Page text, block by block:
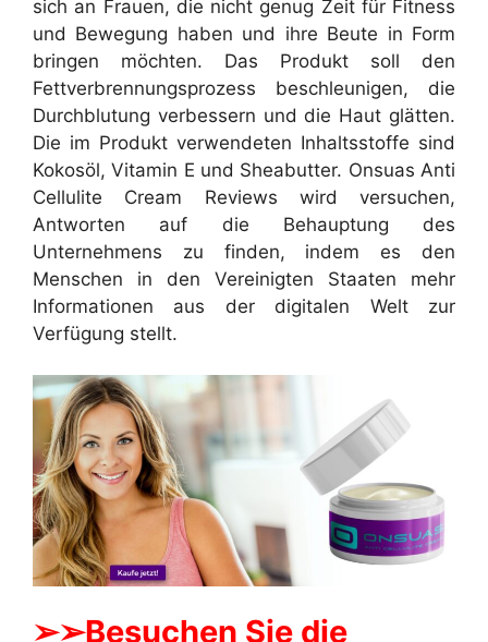
sich an Frauen, die nicht genug Zeit für Fitness
und Bewegung haben und ihre Beute in Form
bringen möchten. Das Produkt soll den
Fettverbrennungsprozess beschleunigen, die
Durchblutung verbessern und die Haut glätten.
Die im Produkt verwendeten Inhaltsstoffe sind
Kokosöl, Vitamin E und Sheabutter. Onsuas Anti
Cellulite Cream Reviews wird versuchen,
Antworten auf die Behauptung des
Unternehmens zu finden, indem es den
Menschen in den Vereinigten Staaten mehr
Informationen aus der digitalen Welt zur
Verfügung stellt.
➢➢Besuchen Sie die